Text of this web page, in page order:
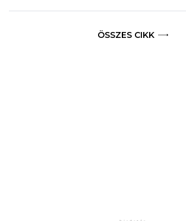
ÖSSZES CIKK